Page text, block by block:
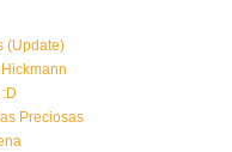
(Update)
Preciosas